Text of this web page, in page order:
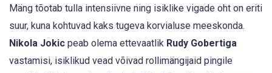
Mäng tõotab tulla intensiivne ning isiklike vigade oht on eriti
suur, kuna kohtuvad kaks tugeva korvialuse meeskonda.
Nikola Jokic peab olema ettevaatlik Rudy Gobertiga
vastamisi, isiklikud vead võivad rollimängijaid pingile